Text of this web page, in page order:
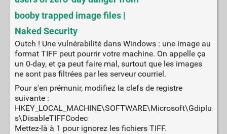
booby trapped image files |
Naked Security
Outch ! Une vulnérabilité dans Windows : une image au
format TIFF peut pourrir votre machine. On appelle ça
un 0-day, et ça peut faire mal, surtout que les images
ne sont pas filtrées par les serveur courriel.
Pour s'en prémunir, modifiez la clefs de registre
suivante :
HKEY_LOCAL_MACHINE\SOFTWARE\Microsoft\Gdiplu
s\DisableTIFFCodec
Mettez-là à 1 pour ignorez les fichiers TIFF.